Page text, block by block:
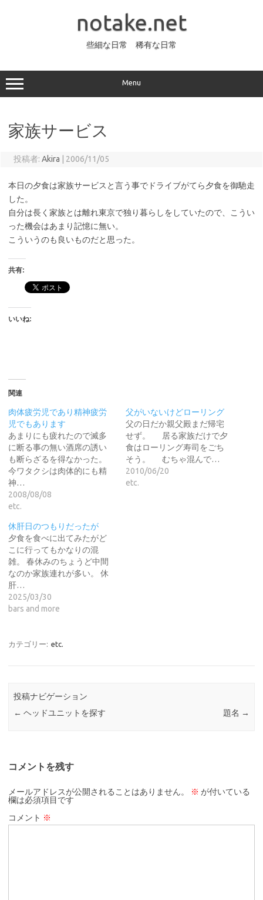
ッ
プ
notake.net
些細な日常 稀有な日常
Menu
家族サービス
投稿者: Akira 2006/11/05
本日の夕食は家族サービスと言う事でドライブがてら夕食を御馳走
した。
自分は長く家族とは離れ東京で独り暮らしをしていたので、こうい
った機会はあまり記憶に無い。
こういうのも良いものだと思った。
共有:
いいね:
関連
肉体疲労児であり精神疲労
児でもあります
あまりにも疲れたので滅多
に断る事の無い酒席の誘い
も断らざるを得なかった。
今ワタクシは肉体的にも精
神…
2008/08/08
etc.
父がいないけどローリング
父の日だか親父殿まだ帰宅
せず。 居る家族だけで夕
食はローリング寿司をごち
そう。 むちゃ混んで…
2010/06/20
etc.
休肝日のつもりだったが
夕食を食べに出てみたがど
こに行ってもかなりの混
雑。 春休みのちょうど中間
なのか家族連れが多い。 休
肝…
2025/03/30
bars and more
カテゴリー: etc.
投稿ナビゲーション
← ヘッドユニットを探す 題名 →
コメントを残す
メールアドレスが公開されることはありません。 ※ が付いている
欄は必須項目です
コメント ※